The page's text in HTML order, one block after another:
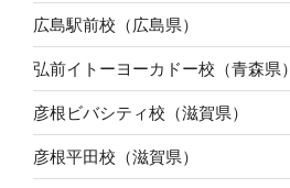
広島駅前校（広島県）
弘前イトーヨーカドー校（青森県）
彦根ビバシティ校（滋賀県）
彦根平田校（滋賀県）